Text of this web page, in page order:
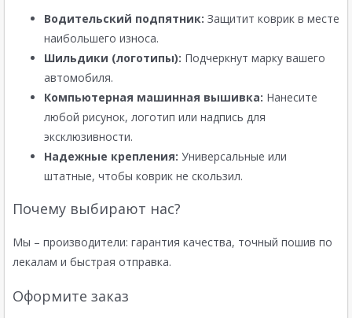
Водительский подпятник: Защитит коврик в месте
наибольшего износа.
Шильдики (логотипы): Подчеркнут марку вашего
автомобиля.
Компьютерная машинная вышивка: Нанесите
любой рисунок, логотип или надпись для
эксклюзивности.
Надежные крепления: Универсальные или
штатные, чтобы коврик не скользил.
Почему выбирают нас?
Мы – производители: гарантия качества, точный пошив по
лекалам и быстрая отправка.
Оформите заказ